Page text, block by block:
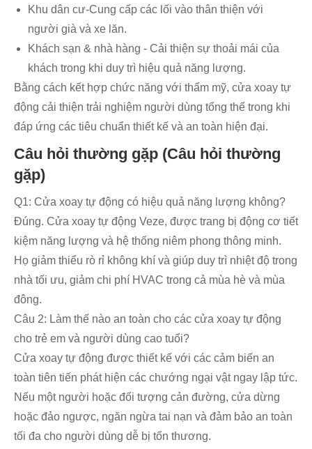
Khu dân cư-Cung cấp các lối vào thân thiện với
người già và xe lăn.
Khách sạn & nhà hàng - Cải thiện sự thoải mái của
khách trong khi duy trì hiệu quả năng lượng.
Bằng cách kết hợp chức năng với thẩm mỹ, cửa xoay tự
động cải thiện trải nghiệm người dùng tổng thể trong khi
đáp ứng các tiêu chuẩn thiết kế và an toàn hiện đại.
Câu hỏi thường gặp (Câu hỏi thường
gặp)
Q1: Cửa xoay tự động có hiệu quả năng lượng không?
Đúng. Cửa xoay tự động Veze, được trang bị động cơ tiết
kiệm năng lượng và hệ thống niêm phong thông minh.
Họ giảm thiểu rò rỉ không khí và giúp duy trì nhiệt độ trong
nhà tối ưu, giảm chi phí HVAC trong cả mùa hè và mùa
đông.
Câu 2: Làm thế nào an toàn cho các cửa xoay tự động
cho trẻ em và người dùng cao tuổi?
Cửa xoay tự động được thiết kế với các cảm biến an
toàn tiên tiến phát hiện các chướng ngại vật ngay lập tức.
Nếu một người hoặc đối tượng cản đường, cửa dừng
hoặc đảo ngược, ngăn ngừa tai nạn và đảm bảo an toàn
tối đa cho người dùng dễ bị tổn thương.